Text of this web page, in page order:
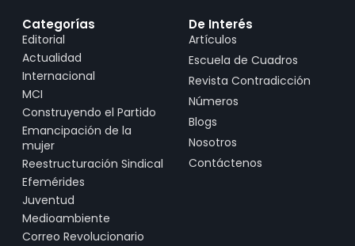
Categorías
Editorial
Actualidad
Internacional
MCI
Construyendo el Partido
Emancipación de la
mujer
Reestructuración Sindical
Efemérides
Juventud
Medioambiente
Correo Revolucionario
De Interés
Artículos
Escuela de Cuadros
Revista Contradicción
Números
Blogs
Nosotros
Contáctenos